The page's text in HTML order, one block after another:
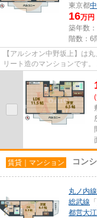
東京都
16万円
築年数
階数：6
【アルシオン中野坂上】は
リート造のマンションです。 現在の空室確認は電話またはメールにてお問い合わ
賃貸｜マンション コン
丸ノ内線
総武線 「
都営大